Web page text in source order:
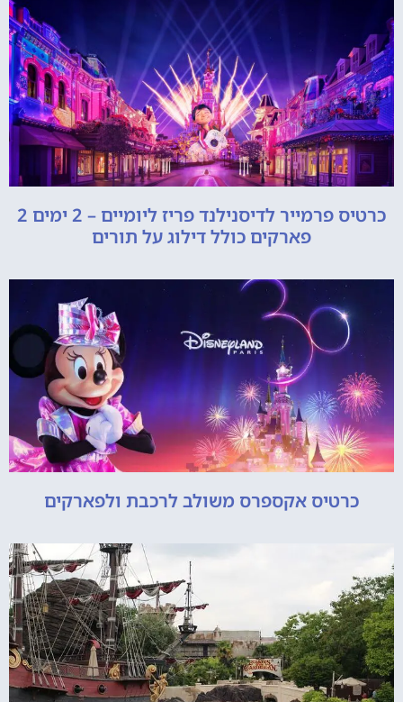
כרטיס פרמייר לדיסנילנד פריז ליומיים – 2 ימים 2
פארקים כולל דילוג על תורים
כרטיס אקספרס משולב לרכבת ולפארקים